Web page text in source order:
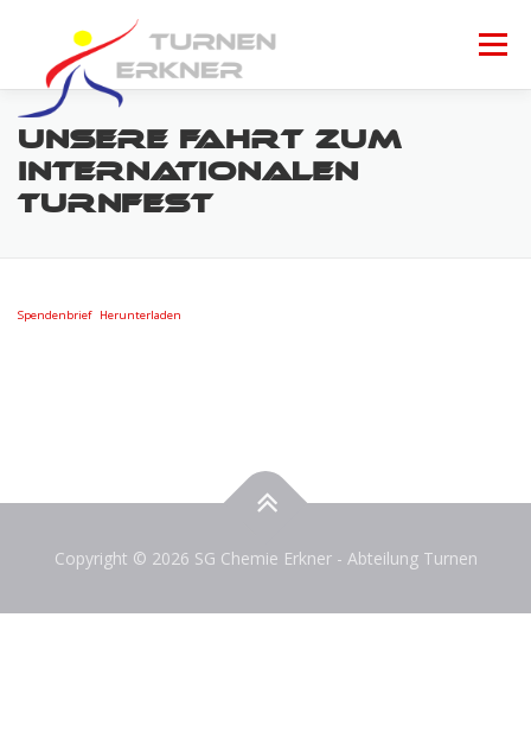
Menü
START GRUPPEN GALERIE FÖRDERER
UNSERE FAHRT ZUM
INTERNATIONALEN
TURNFEST
Spendenbrief Herunterladen
Copyright © 2026 SG Chemie Erkner - Abteilung Turnen